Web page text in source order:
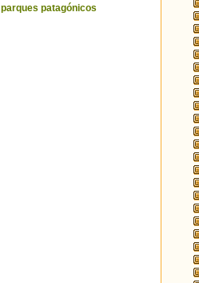
parques patagónicos